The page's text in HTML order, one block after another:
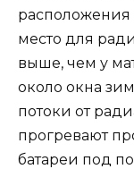
расположения
место для
выше, чем у
около окна
потоки от
прогревают
батареи под